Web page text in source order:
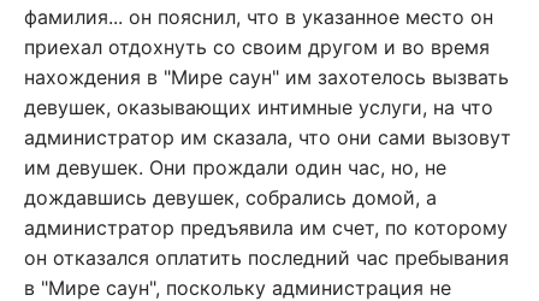
фамилия... он пояснил, что в указанное место он
приехал отдохнуть со своим другом и во время
нахождения в "Мире саун" им захотелось вызвать
девушек, оказывающих интимные услуги, на что
администратор им сказала, что они сами вызовут
им девушек. Они прождали один час, но, не
дождавшись девушек, собрались домой, а
администратор предъявила им счет, по которому
он отказался оплатить последний час пребывания
в "Мире саун", поскольку администрация не